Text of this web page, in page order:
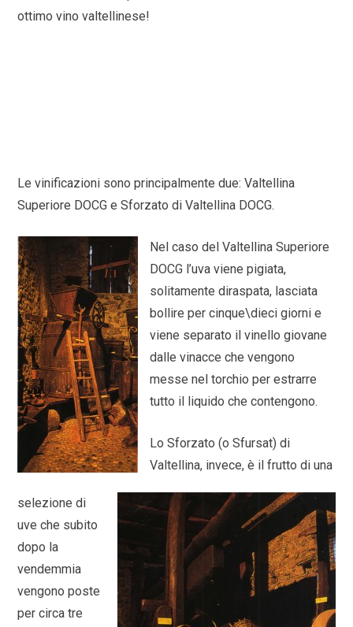
ottimo vino valtellinese!
Le vinificazioni sono principalmente due: Valtellina
Superiore DOCG e Sforzato di Valtellina DOCG.
Nel caso del Valtellina Superiore
DOCG l’uva viene pigiata,
solitamente diraspata, lasciata
bollire per cinque\dieci giorni e
viene separato il vinello giovane
dalle vinacce che vengono
messe nel torchio per estrarre
tutto il liquido che contengono.
Lo Sforzato (o Sfursat) di
Valtellina, invece, è il frutto di una
selezione di
uve che subito
dopo la
vendemmia
vengono poste
per circa tre